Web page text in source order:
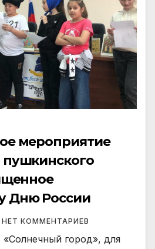
мероприятие
Дню России
НЕТ КОММЕНТАРИЕВ
город», для